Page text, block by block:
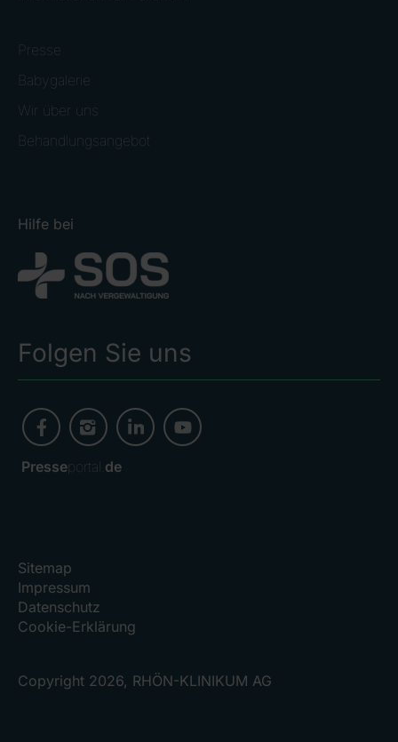
Presse
Babygalerie
Wir über uns
Behandlungsangebot
Hilfe bei
Folgen Sie uns
Presseportal. de
Sitemap
Impressum
Datenschutz
Cookie-Erklärung
Copyright 2026, RHÖN-KLINIKUM AG